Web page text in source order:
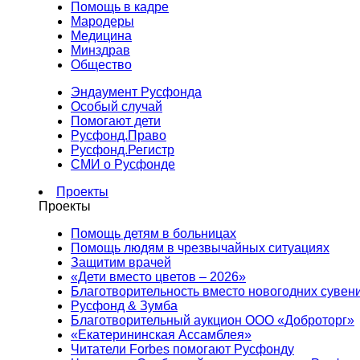
Помощь в кадре
Мародеры
Медицина
Минздрав
Общество
Эндаумент Русфонда
Особый случай
Помогают дети
Русфонд.Право
Русфонд.Регистр
СМИ о Русфонде
Проекты
Проекты
Помощь детям в больницах
Помощь людям в чрезвычайных ситуациях
Защитим врачей
«Дети вместо цветов – 2026»
Благотворительность вместо новогодних
Русфонд & Зумба
Благотворительный аукцион ООО «Доброторг»
«Екатерининская Ассамблея»
Читатели Forbes помогают Русфонду